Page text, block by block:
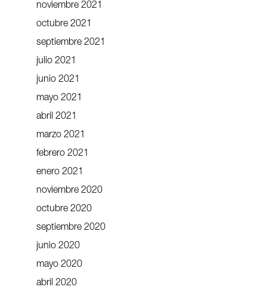
noviembre 2021
octubre 2021
septiembre 2021
julio 2021
junio 2021
mayo 2021
abril 2021
marzo 2021
febrero 2021
enero 2021
noviembre 2020
octubre 2020
septiembre 2020
junio 2020
mayo 2020
abril 2020